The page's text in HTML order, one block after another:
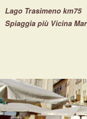
Lago Trasimeno km75
Spiaggia più Vicina